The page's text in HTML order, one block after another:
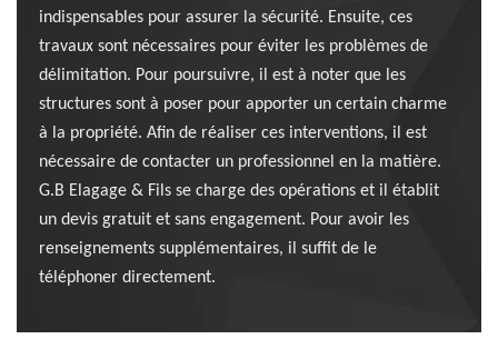
indispensables pour assurer la sécurité. Ensuite, ces
travaux sont nécessaires pour éviter les problèmes de
délimitation. Pour poursuivre, il est à noter que les
structures sont à poser pour apporter un certain charme
à la propriété. Afin de réaliser ces interventions, il est
nécessaire de contacter un professionnel en la matière.
G.B Elagage & Fils se charge des opérations et il établit
un devis gratuit et sans engagement. Pour avoir les
renseignements supplémentaires, il suffit de le
téléphoner directement.